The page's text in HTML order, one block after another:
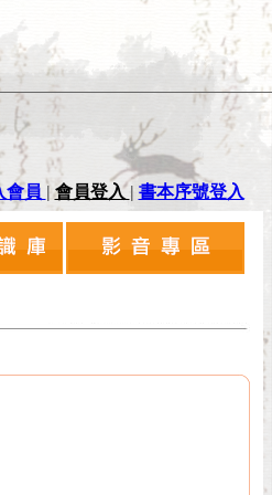
會員 |會員登入| 書本序號登入